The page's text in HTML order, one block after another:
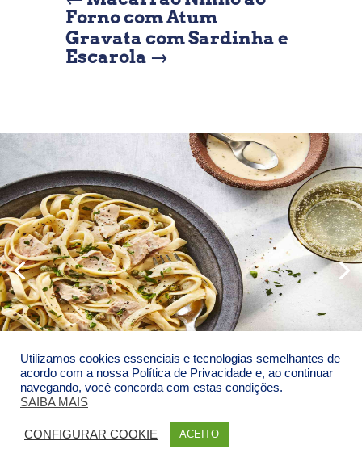
Forno com Atum
Gravata com Sardinha e
Escarola →
© 2018 Massas De - Todos os direitos reservados |
Utilizamos cookies essenciais e tecnologias semelhantes de
acordo com a nossa Política de Privacidade e, ao continuar
navegando, você concorda com estas condições.
SAIBA MAIS
CONFIGURAR COOKIE ACEITO